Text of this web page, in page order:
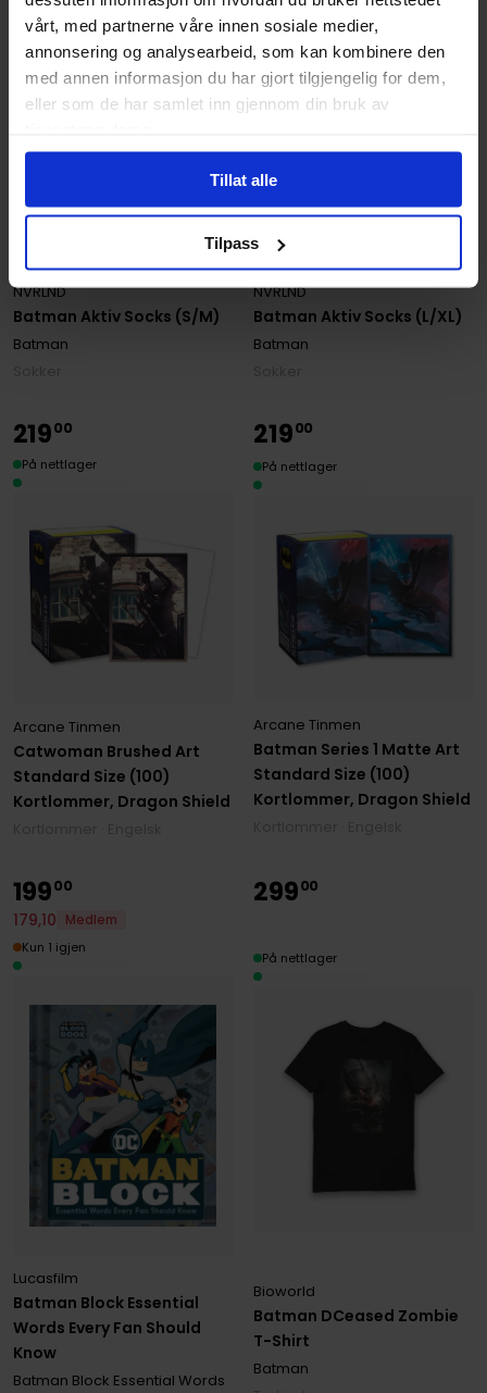
vårt, med partnerne våre innen sosiale medier,
annonsering og analysearbeid, som kan kombinere den
med annen informasjon du har gjort tilgjengelig for dem,
eller som de har samlet inn gjennom din bruk av
Tillat alle
Tilpass
Batman Aktiv Socks (S/M)
NVRLND
Batman
Batman Aktiv Socks (L/XL)
NVRLND
Batman
Catwoman Brushed Art
Standard Size (100)
Kortlommer, Dragon Shield
Arcane Tinmen
21900
På nettlager
Batman Series 1 Matte Art
Standard Size (100)
Kortlommer, Dragon Shield
Arcane Tinmen
21900
På nettlager
Batman Block Essential
Words Every Fan Should
Know
Lucasfilm
Batman Block Essential Words
19900
179,10
Medlem
Kun 1 igjen
Batman DCeased Zombie
T-Shirt
Bioworld
Batman
29900
På nettlager